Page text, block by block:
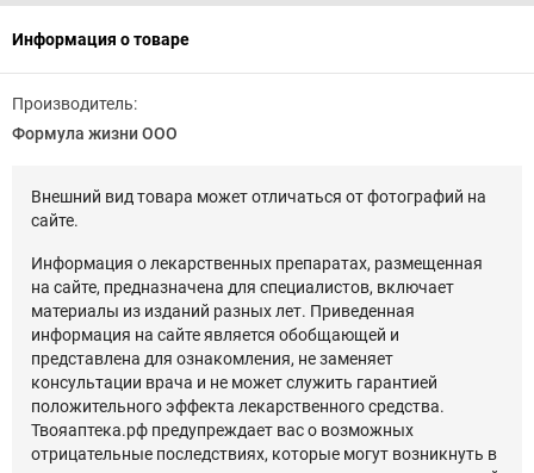
Информация о товаре
Производитель:
Формула жизни ООО
Внешний вид товара может отличаться от фотографий на
сайте.
Информация о лекарственных препаратах, размещенная
на сайте, предназначена для специалистов, включает
материалы из изданий разных лет. Приведенная
информация на сайте является обобщающей и
представлена для ознакомления, не заменяет
консультации врача и не может служить гарантией
положительного эффекта лекарственного средства.
Твояаптека.рф предупреждает вас о возможных
отрицательные последствиях, которые могут возникнуть в